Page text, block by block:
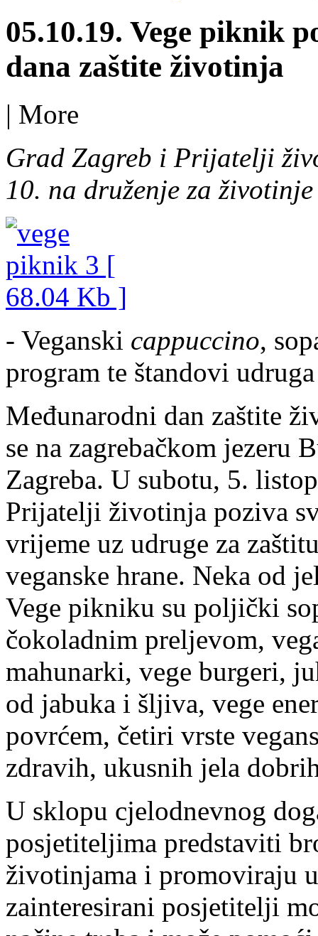
05.10.19. Vege piknik
dana zaštite životinja
| More
Grad Zagreb i Prijatelji
10. na druženje za
- Veganski cappuccino,
program te štandovi
Međunarodni dan zaštite
se na zagrebačkom jezeru
Zagreba. U subotu, 5.
Prijatelji životinja poziva
vrijeme uz udruge za
veganske hrane. Neka od
Vege pikniku su poljički
čokoladnim preljevom,
mahunarki, vege burgeri,
od jabuka i šljiva, vege
povrćem, četiri vrste
zdravih, ukusnih jela
U sklopu cjelodnevnog
posjetiteljima predstaviti
životinjama i promoviraju
zainteresirani posjetitelji